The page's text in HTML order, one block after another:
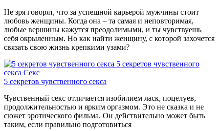
Не зря говорят, что за успешной карьерой мужчины стоит
любовь женщины. Когда она – та самая и неповторимая,
любые вершины кажутся преодолимыми, и ты чувствуешь
себя окрыленным. Но как найти женщину, с которой захочется
связать свою жизнь крепкими узами?
5 секретов чувственного
секса Секс
5 секретов чувственного секса
Чувственный секс отличается изобилием ласк, поцелуев,
продолжительностью и ярким оргазмом. Это не сказка и не
сюжет эротического фильма. Он действительно может быть
таким, если правильно подготовиться